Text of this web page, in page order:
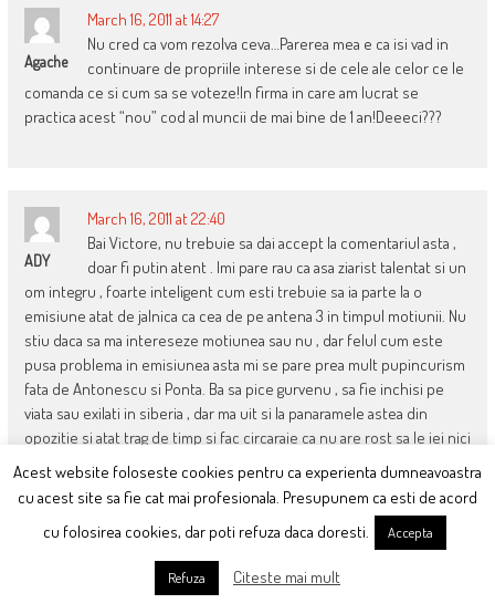
Agache
March 16, 2011 at 14:27
Nu cred ca vom rezolva ceva…Parerea mea e ca isi vad in
continuare de propriile interese si de cele ale celor ce le
comanda ce si cum sa se voteze!In firma in care am lucrat se
practica acest “nou” cod al muncii de mai bine de 1 an!Deeeci???
ADY
March 16, 2011 at 22:40
Bai Victore, nu trebuie sa dai accept la comentariul asta ,
doar fi putin atent . Imi pare rau ca asa ziarist talentat si un
om integru , foarte inteligent cum esti trebuie sa ia parte la o
emisiune atat de jalnica ca cea de pe antena 3 in timpul motiunii. Nu
stiu daca sa ma intereseze motiunea sau nu , dar felul cum este
pusa problema in emisiunea asta mi se pare prea mult pupincurism
fata de Antonescu si Ponta. Ba sa pice gurvenu , sa fie inchisi pe
viata sau exilati in siberia , dar ma uit si la panaramele astea din
opozitie si atat trag de timp si fac circaraie ca nu are rost sa le iei nici
macar interviu. Uita-te si tu la ei cat sunt de jalnici si de josnici . Bine
acum sunt si interesele la mijloc de trebuie sa le ascultati prostiile
lor , insa respecta-te pe tine si fa-te ca iti este rau de tot . Mai bine
pleci si ramai un om respectabil decat sa ajungi o pasare intr-o
colivie incercand sa repeti fara succes prostiile lor . Nu mai zic ca ai
o colega noua jalnica care nu stie ce zice , de aia nici nu i-am retinut
Acest website foloseste cookies pentru ca experienta dumneavoastra
cu acest site sa fie cat mai profesionala. Presupunem ca esti de acord
cu folosirea cookies, dar poti refuza daca doresti.
Accepta
Refuza Citeste mai mult